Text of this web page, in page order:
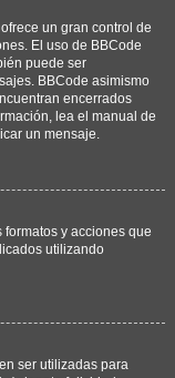
un gran control de
El uso de BBCode
puede ser
BBCode asimismo
encerrados
lea el manual de
un mensaje.
y acciones que
utilizando
ser utilizadas para